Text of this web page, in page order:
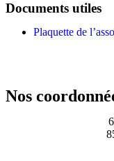
Documents utiles
Plaquette de
Nos